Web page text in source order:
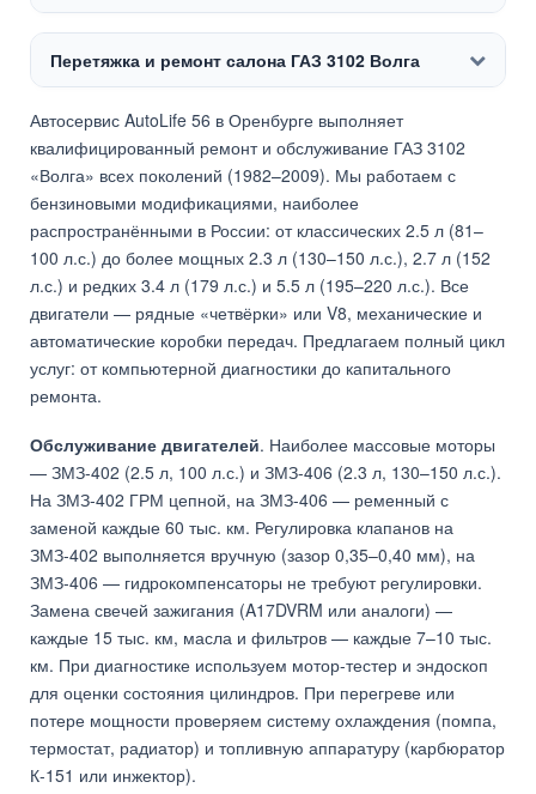
Перетяжка и ремонт салона ГАЗ 3102 Волга
Автосервис AutoLife 56 в Оренбурге выполняет
квалифицированный ремонт и обслуживание ГАЗ 3102
«Волга» всех поколений (1982–2009). Мы работаем с
бензиновыми модификациями, наиболее
распространёнными в России: от классических 2.5 л (81–
100 л.с.) до более мощных 2.3 л (130–150 л.с.), 2.7 л (152
л.с.) и редких 3.4 л (179 л.с.) и 5.5 л (195–220 л.с.). Все
двигатели — рядные «четвёрки» или V8, механические и
автоматические коробки передач. Предлагаем полный цикл
услуг: от компьютерной диагностики до капитального
ремонта.
Обслуживание двигателей. Наиболее массовые моторы
— ЗМЗ-402 (2.5 л, 100 л.с.) и ЗМЗ-406 (2.3 л, 130–150 л.с.).
На ЗМЗ-402 ГРМ цепной, на ЗМЗ-406 — ременный с
заменой каждые 60 тыс. км. Регулировка клапанов на
ЗМЗ-402 выполняется вручную (зазор 0,35–0,40 мм), на
ЗМЗ-406 — гидрокомпенсаторы не требуют регулировки.
Замена свечей зажигания (A17DVRM или аналоги) —
каждые 15 тыс. км, масла и фильтров — каждые 7–10 тыс.
км. При диагностике используем мотор-тестер и эндоскоп
для оценки состояния цилиндров. При перегреве или
потере мощности проверяем систему охлаждения (помпа,
термостат, радиатор) и топливную аппаратуру (карбюратор
К-151 или инжектор).